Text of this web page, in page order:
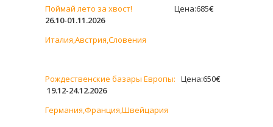
Поймай лето за хвост! Цена:685€
26.10-01.11.2026
Италия,Австрия,Словения
Рождественские базары Европы: Цена:650€
19.12-24.12.2026
Германия,Франция,Швейцария